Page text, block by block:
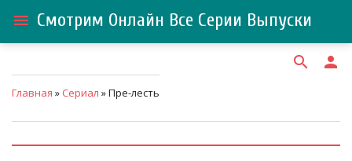
menu Смотрим Онлайн Все Серии Выпуски
search person
Главная » Сериал » Пре-лесть